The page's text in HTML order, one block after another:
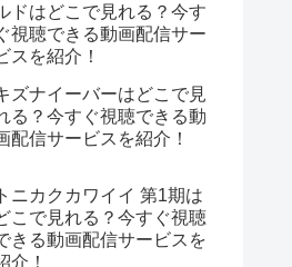
ドはどこで見れる？今す
視聴できる動画配信サー
スを紹介！
ズナイーバーはどこで見
る？今すぐ視聴できる動
配信サービスを紹介！
トニカクカワイイ 第1期は
こで見れる？今すぐ視聴
きる動画配信サービスを
介！